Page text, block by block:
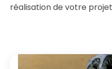
réalisation de votre